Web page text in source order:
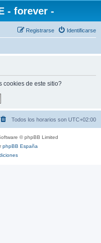
- forever -
Identificarse
Registrarse
cookies de este sitio?
Todos los horarios son UTC+02:00
© phpBB Limited
phpBB España